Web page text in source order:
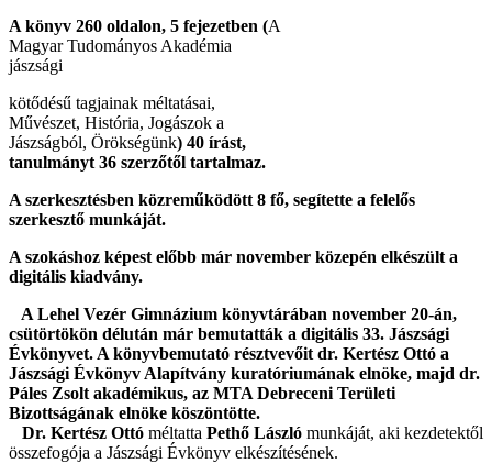
A könyv 260 oldalon, 5 fejezetben (A
Magyar Tudományos Akadémia
jászsági
kötődésű tagjainak méltatásai,
Művészet, História, Jogászok a
Jászságból, Örökségünk) 40 írást,
tanulmányt 36 szerzőtől tartalmaz.
A szerkesztésben közreműködött 8 fő, segítette a felelős
szerkesztő munkáját.
A szokáshoz képest előbb már november közepén elkészült a
digitális kiadvány.
A Lehel Vezér Gimnázium könyvtárában november 20-án,
csütörtökön délután már bemutatták a digitális 33. Jászsági
Évkönyvet. A könyvbemutató résztvevőit dr. Kertész Ottó a
Jászsági Évkönyv Alapítvány kuratóriumának elnöke, majd dr.
Páles Zsolt akadémikus, az MTA Debreceni Területi
Bizottságának elnöke köszöntötte.
Dr. Kertész Ottó méltatta Pethő László munkáját, aki kezdetektől
összefogója a Jászsági Évkönyv elkészítésének.